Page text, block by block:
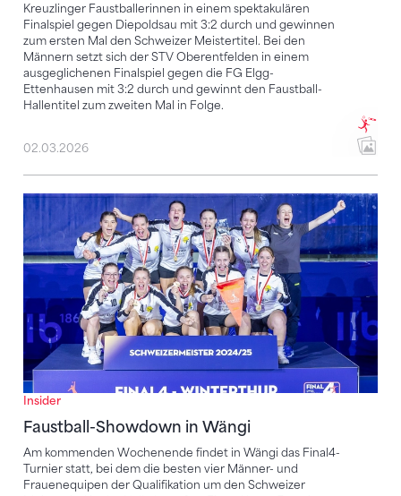
Kreuzlinger Faustballerinnen in einem spektakulären
Finalspiel gegen Diepoldsau mit 3:2 durch und gewinnen
zum ersten Mal den Schweizer Meistertitel. Bei den
Männern setzt sich der STV Oberentfelden in einem
ausgeglichenen Finalspiel gegen die FG Elgg-
Ettenhausen mit 3:2 durch und gewinnt den Faustball-
Hallentitel zum zweiten Mal in Folge.
02.03.2026
Insider
Faustball-Showdown in Wängi
Am kommenden Wochenende findet in Wängi das Final4-
Turnier statt, bei dem die besten vier Männer- und
Frauenequipen der Qualifikation um den Schweizer
Faustball-Showdown in Wängi